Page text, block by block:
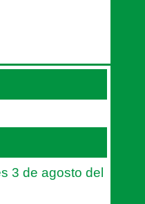
3 de agosto del